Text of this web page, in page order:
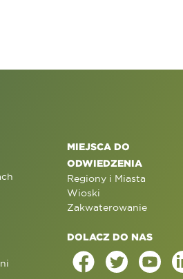
MIEJSCA DO
ODWIEDZENIA
Regiony i Miasta
Wioski
Zakwaterowanie
DOLACZ DO NAS